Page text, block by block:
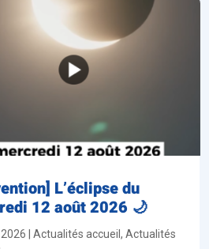
L’éclipse du
12 août 2026 🌙
|Actualités accueil,Actualités